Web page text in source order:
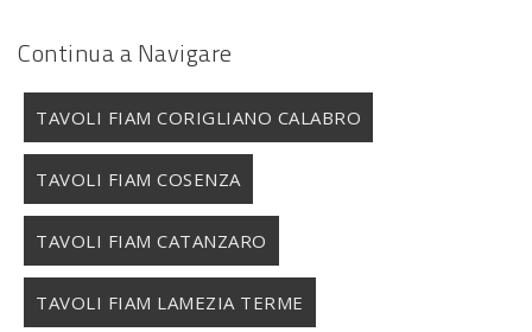
Continua a Navigare
TAVOLI FIAM CORIGLIANO CALABRO
TAVOLI FIAM COSENZA
TAVOLI FIAM CATANZARO
TAVOLI FIAM LAMEZIA TERME